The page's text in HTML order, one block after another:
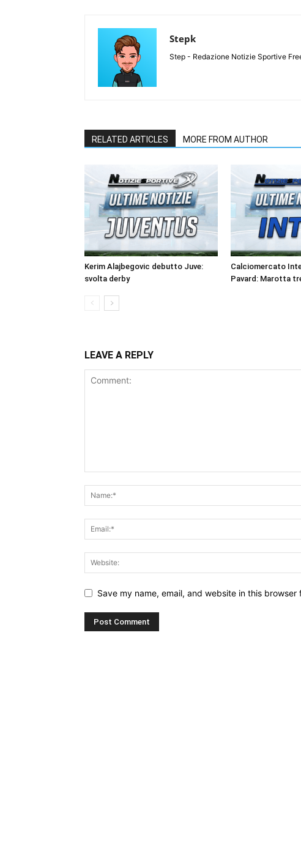
Stepk
Step - Redazione Notizie Sportive
RELATED ARTICLES MORE FROM AUTHOR
Kerim Alajbegovic debutto Juve:
svolta derby
Calciomercato
Pavard: Marotta
LEAVE A REPLY
Save my name, email, and website in this